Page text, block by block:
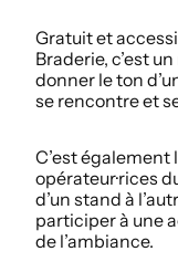
Gratuit et
Braderie, c’est
donner le ton
se rencontre et
C’est également
opérateur·rices
d’un stand à
participer à une
de l’ambiance.